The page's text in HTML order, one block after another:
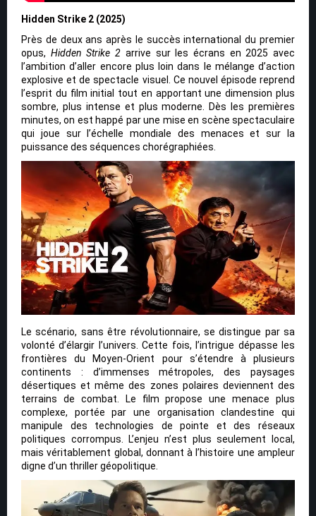
Hidden Strike 2 (2025)
Près de deux ans après le succès international du premier
opus, Hidden Strike 2 arrive sur les écrans en 2025 avec
l’ambition d’aller encore plus loin dans le mélange d’action
explosive et de spectacle visuel. Ce nouvel épisode reprend
l’esprit du film initial tout en apportant une dimension plus
sombre, plus intense et plus moderne. Dès les premières
minutes, on est happé par une mise en scène spectaculaire
qui joue sur l’échelle mondiale des menaces et sur la
puissance des séquences chorégraphiées.
Le scénario, sans être révolutionnaire, se distingue par sa
volonté d’élargir l’univers. Cette fois, l’intrigue dépasse les
frontières du Moyen-Orient pour s’étendre à plusieurs
continents : d’immenses métropoles, des paysages
désertiques et même des zones polaires deviennent des
terrains de combat. Le film propose une menace plus
complexe, portée par une organisation clandestine qui
manipule des technologies de pointe et des réseaux
politiques corrompus. L’enjeu n’est plus seulement local,
mais véritablement global, donnant à l’histoire une ampleur
digne d’un thriller géopolitique.